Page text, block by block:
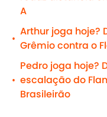
A
•
Arthur joga hoje?
Grêmio contra o
•
Pedro joga hoje?
escalação do
Brasileirão